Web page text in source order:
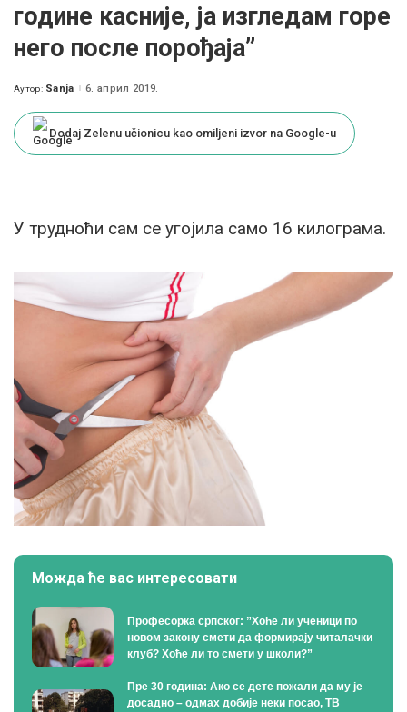
године касније, ја изгледам горе
него после порођаја”
Posted
Аутор: Sanja 6. април 2019.
Dodaj Zelenu učionicu kao omiljeni izvor na Google-u
У трудноћи сам се угојила само 16 килограма.
Можда ће вас интересовати
Професорка српског: ”Хоће ли ученици по
новом закону смети да формирају читалачки
клуб? Хоће ли то смети у школи?”
Пре 30 година: Ако се дете пожали да му је
досадно – одмах добије неки посао, ТВ